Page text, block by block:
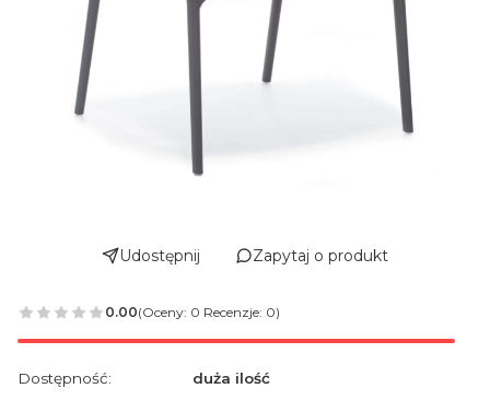
Udostępnij Zapytaj o produkt
0.00(Oceny: 0 Recenzje: 0)
Dostępność:
duża ilość